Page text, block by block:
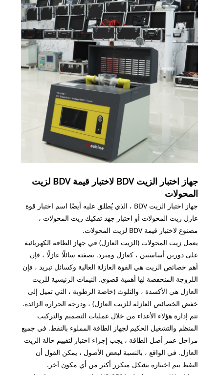
جهاز اختبار الزيت BDV لاختبار قيمة BDV لزيت
المحولات
جهاز اختبار الزيت BDV ، الذي يُطلق عليه أيضًا اسم اختبار قوة
عازل زيت المحولات أو اختبار جهد تفكيك زيت المحولات ،
مصنوع لاختبار قيمة BDV لزيت المحولات.
يعمل زيت المحولات (الزيت العازل) في جهاز الطاقة الكهربائية
على دورين أساسيين ، كعازل ومبرد. بصفته سائلًا عازلًا ، فإن
أهم خصائص الزيت هي القوة العازلة العالية وكسائل تبريد ، فإن
اللزوجة المنخفضة لها أهمية قصوى. النيمات الرئيسية للزيت
العازل هي الأكسدة ، والتلوث (خاصة الرطوبة ، التي تميل إلى
خفض الخصائص العازلة للزيت العازل) ، ودرجة الحرارة الزائدة.
تتم إدارة هؤلاء الأعداء من خلال عمليات التصميم والتركيب
المنظم والتشغيل الحكيم لجهاز الطاقة المملوء بالنفط. في جميع
مراحل عمر أصل الطاقة ، يجب إجراء اختبار لتقييم حالة الزيت
العازل. في الواقع ، بالنسبة لبعض الأصول ، يمكن القول أن
النفط يتم اختباره بشكل متكرر أكثر من أي مكون آخر.